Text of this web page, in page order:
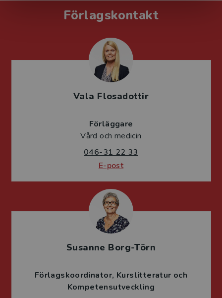
Förlagskontakt
Vala Flosadottir
Förläggare
Vård och medicin
046-31 22 33
E-post
Susanne Borg-Törn
Förlagskoordinator Kurslitteratur och
Kompetensutveckling